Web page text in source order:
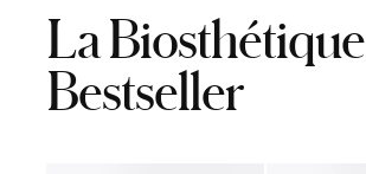
La Biosthétique
Bestseller